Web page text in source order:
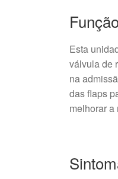
Esta
válvula de
na
das flaps
melhorar a